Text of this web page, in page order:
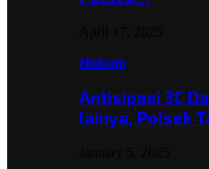
Hukum
Antisipasi 3C
lainya, Polsek